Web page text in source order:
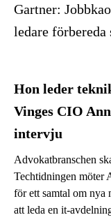
Gartner:
ledare
Hon leder
Vinges CIO
intervju
Advokatbranschen
Techtidningen möter
för ett samtal om nya
att leda en it-